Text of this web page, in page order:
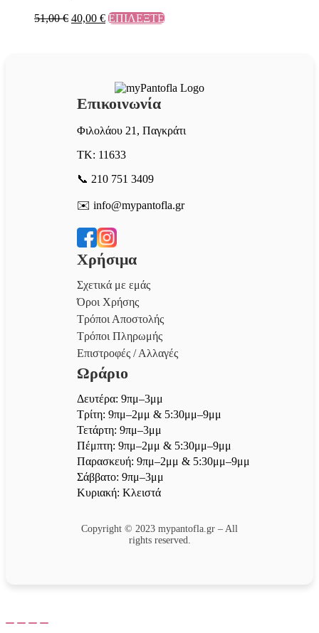
51,00€ 40,00 € ΕΠΙΛΕΞΤΕ
Επικοινωνία
Φιλολάου 21, Παγκράτι
ΤΚ: 11633
📞 210 751 3409
✉️ info@mypantofla.gr
Χρήσιμα
Σχετικά με εμάς
Όροι Χρήσης
Τρόποι Αποστολής
Τρόποι Πληρωμής
Επιστροφές / Αλλαγές
Ωράριο
Δευτέρα: 9πμ–3μμ
Τρίτη: 9πμ–2μμ & 5:30μμ–9μμ
Τετάρτη: 9πμ–3μμ
Πέμπτη: 9πμ–2μμ & 5:30μμ–9μμ
Παρασκευή: 9πμ–2μμ & 5:30μμ–9μμ
Σάββατο: 9πμ–3μμ
Κυριακή: Κλειστά
Copyright © 2023 mypantofla.gr – All
rights reserved.